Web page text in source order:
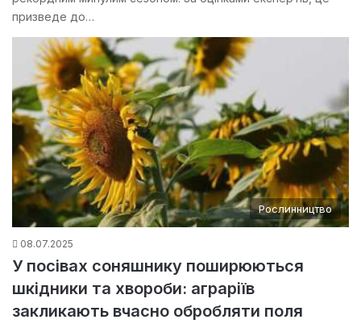
призведе до…
Рослинництво
08.07.2025
У посівах соняшнику поширюються
шкідники та хвороби: аграріїв
закликають вчасно обробляти поля